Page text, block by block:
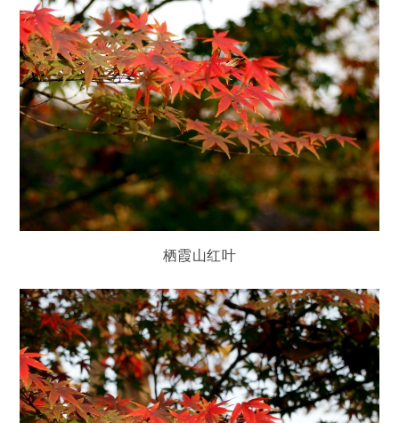
栖霞山红叶